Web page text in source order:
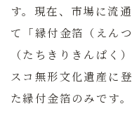
す。現在、市場に流
て「縁付金箔（えん
（たちきりきんぱく
スコ無形文化遺産に
た縁付金箔のみです。